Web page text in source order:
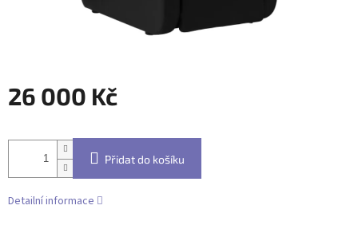
26 000 Kč
cena:
Přidat do košíku
Detailní informace